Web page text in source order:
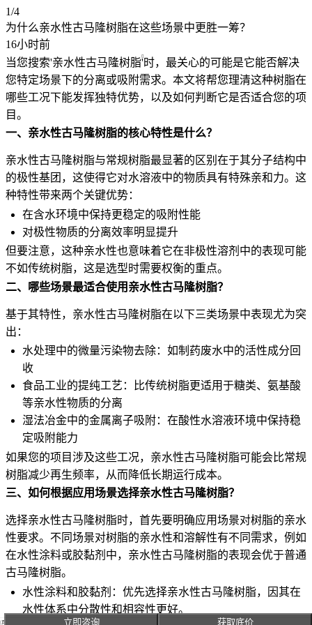
1/4
为什么亲水性古马隆树脂在这些场景中更胜一筹？
16小时前
当您搜索'亲水性古马隆树脂'时，最关心的可能是它能否解决
您特定场景下的分离或吸附需求。本文将帮您理清这种树脂在
哪些工况下能发挥独特优势，以及如何判断它是否适合您的项
目。
一、亲水性古马隆树脂的核心特性是什么？
亲水性古马隆树脂与常规树脂最显著的区别在于其分子结构中
的极性基团，这使得它对水溶液中的物质具有特殊亲和力。这
种特性带来两个关键优势：
在含水环境中保持更稳定的吸附性能
对极性物质的分离效率明显提升
但要注意，这种亲水性也意味着它在非极性溶剂中的表现可能
不如传统树脂，这是选型时需要权衡的重点。
二、哪些场景最适合使用亲水性古马隆树脂？
基于其特性，亲水性古马隆树脂在以下三类场景中表现尤为突
出：
水处理中的微量污染物去除：如制药废水中的活性成分回
收
食品工业的提纯工艺：比传统树脂更适用于糖类、氨基酸
等亲水性物质的分离
湿法冶金中的金属离子吸附：在酸性水溶液环境中保持稳
定吸附能力
如果您的项目涉及这些工况，亲水性古马隆树脂可能会比常规
树脂减少再生频率，从而降低长期运行成本。
三、如何根据应用场景选择亲水性古马隆树脂？
选择亲水性古马隆树脂时，首先要明确应用场景对树脂的亲水
性要求。不同场景对树脂的亲水性和溶解性有不同需求，例如
在水性涂料或胶黏剂中，亲水性古马隆树脂的表现会优于普通
古马隆树脂。
水性涂料和胶黏剂：优先选择亲水性古马隆树脂，因其在
水性体系中分散性和相容性更好。
页 立即咨询 获取底价